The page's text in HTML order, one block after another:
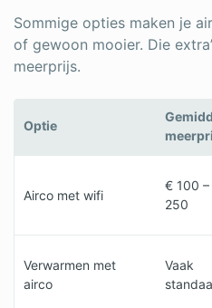
Sommige opties maken je
of gewoon mooier. Die
meerprijs.
Optie
Airco met wifi
€ 100
250
Verwarmen met
airco
Vaak